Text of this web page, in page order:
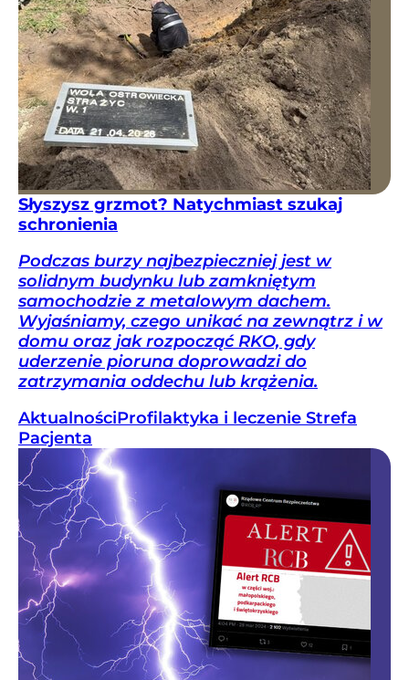
Słyszysz grzmot? Natychmiast szukaj
schronienia
Podczas burzy najbezpieczniej jest w
solidnym budynku lub zamkniętym
samochodzie z metalowym dachem.
Wyjaśniamy, czego unikać na zewnątrz i w
domu oraz jak rozpocząć RKO, gdy
uderzenie pioruna doprowadzi do
zatrzymania oddechu lub krążenia.
AktualnościProfilaktyka i leczenie Strefa
Pacjenta